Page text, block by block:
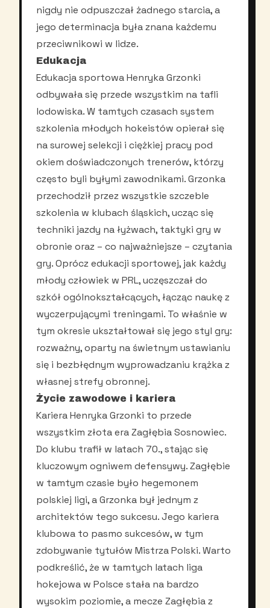
nigdy nie odpuszczał żadnego starcia, a
jego determinacja była znana każdemu
przeciwnikowi w lidze.
Edukacja
Edukacja sportowa Henryka Grzonki
odbywała się przede wszystkim na tafli
lodowiska. W tamtych czasach system
szkolenia młodych hokeistów opierał się
na surowej selekcji i ciężkiej pracy pod
okiem doświadczonych trenerów, którzy
często byli byłymi zawodnikami. Grzonka
przechodził przez wszystkie szczeble
szkolenia w klubach śląskich, ucząc się
techniki jazdy na łyżwach, taktyki gry w
obronie oraz – co najważniejsze – czytania
gry. Oprócz edukacji sportowej, jak każdy
młody człowiek w PRL, uczęszczał do
szkół ogólnokształcących, łącząc naukę z
wyczerpującymi treningami. To właśnie w
tym okresie ukształtował się jego styl gry:
rozważny, oparty na świetnym ustawianiu
się i bezbłędnym wyprowadzaniu krążka z
własnej strefy obronnej.
Życie zawodowe i kariera
Kariera Henryka Grzonki to przede
wszystkim złota era Zagłębia Sosnowiec.
Do klubu trafił w latach 70., stając się
kluczowym ogniwem defensywy. Zagłębie
w tamtym czasie było hegemonem
polskiej ligi, a Grzonka był jednym z
architektów tego sukcesu. Jego kariera
klubowa to pasmo sukcesów, w tym
zdobywanie tytułów Mistrza Polski. Warto
podkreślić, że w tamtych latach liga
hokejowa w Polsce stała na bardzo
wysokim poziomie, a mecze Zagłębia z